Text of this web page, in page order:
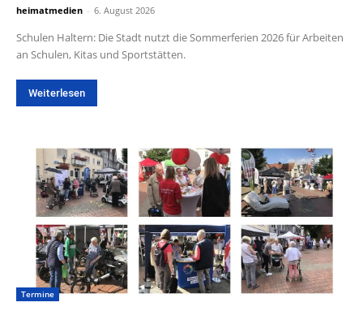
heimatmedien - 6. August 2026
Schulen Haltern: Die Stadt nutzt die Sommerferien 2026 für Arbeiten
an Schulen, Kitas und Sportstätten.
Weiterlesen
Termine